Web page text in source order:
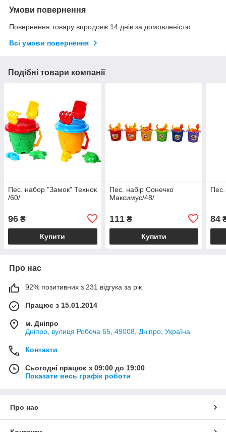
Умови повернення
Повернення товару впродовж 14 днів за домовленістю
Всі умови повернення
Подібні товари компанії
Пес. набор "Замок" Технок
/60/
96 ₴
Купити
Пес. набір Сонечко
Максимус/48/
111₴
Купити
84
Про нас
92% позитивних з 231 відгука за рік
Працює з 15.01.2014
м. Дніпро
Дніпро, вулиця Робоча 65, 49008, Дніпро, Україна
Контакти
Сьогодні працює з 09:00 до 19:00
Показати весь графік роботи
Про нас